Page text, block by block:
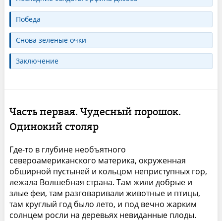
Победа
Снова зеленые очки
Заключение
Часть первая. Чудесный порошок.
Одинокий столяр
Где-то в глубине необъятного
североамериканского материка, окруженная
обширной пустыней и кольцом неприступных гор,
лежала Волшебная страна. Там жили добрые и
злые феи, там разговаривали животные и птицы,
там круглый год было лето, и под вечно жарким
солнцем росли на деревьях невиданные плоды.